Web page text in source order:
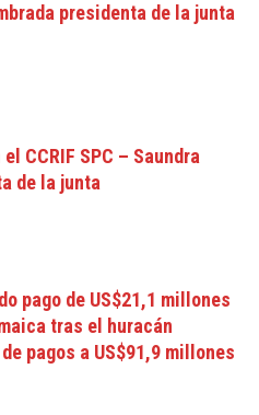
presidenta de la junta
CCRIF SPC – Saundra
de la junta
pago de US$21,1 millones
tras el huracán
pagos a US$91,9 millones